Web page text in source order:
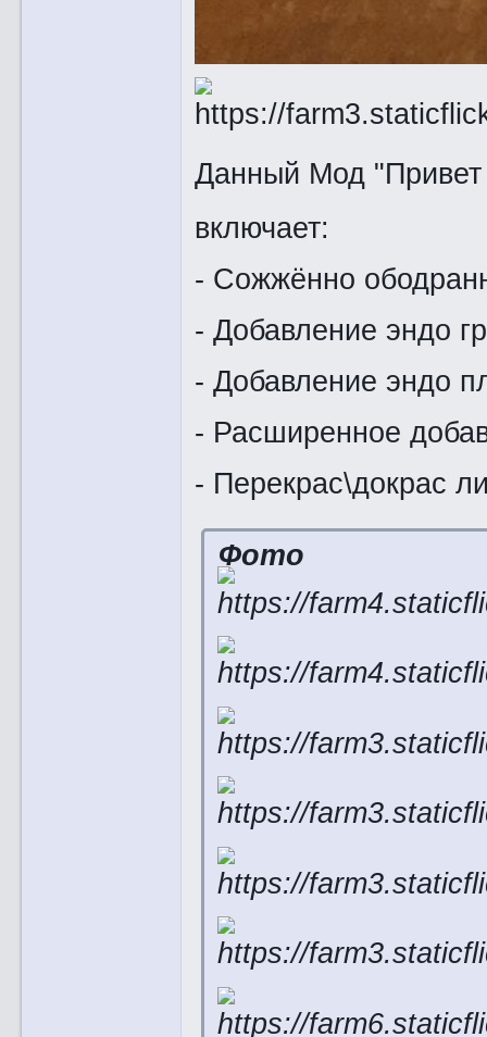
Данный Мод "Привет
включает:
- Сожжённо
- Добавление эндо
- Добавление эндо
- Расширенное
- Перекрас\докрас
Фото